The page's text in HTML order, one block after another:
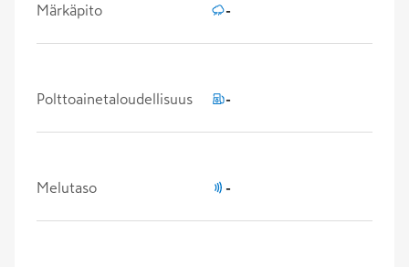
Märkäpito -
Polttoainetaloudellisuus -
Melutaso -